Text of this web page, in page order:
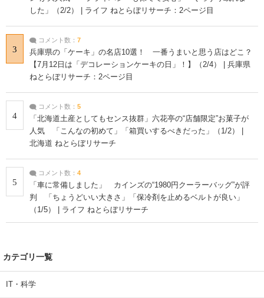
した」（2/2） | ライフ ねとらぼリサーチ：2ページ目
3
コメント数： 7
兵庫県の「ケーキ」の名店10選！ 一番うまいと思う店はどこ？
【7月12日は「デコレーションケーキの日」！】（2/4） | 兵庫県
ねとらぼリサーチ：2ページ目
4
コメント数： 5
「北海道土産としてもセンス抜群」六花亭の“店舗限定”お菓子が
人気 「こんなの初めて」「箱買いするべきだった」（1/2） |
北海道 ねとらぼリサーチ
5
コメント数： 4
「車に常備しました」 カインズの“1980円クーラーバッグ”が評
判 「ちょうどいい大きさ」「保冷剤を止めるベルトが良い」
（1/5） | ライフ ねとらぼリサーチ
カテゴリ一覧
IT・科学